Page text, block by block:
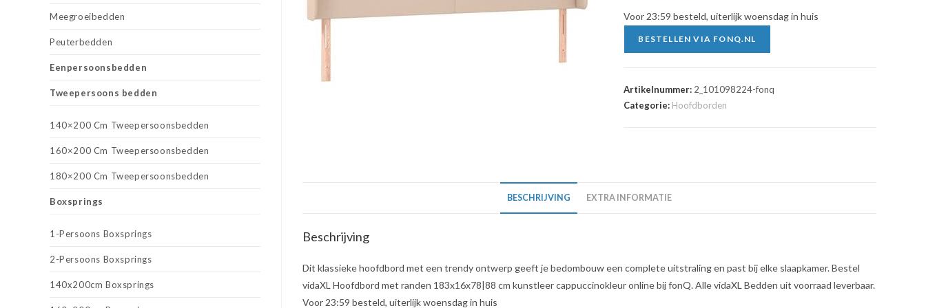
Voor 23:59 besteld, uiterlijk woensdag in huis
BESTELLEN VIA FONQ.NL
Artikelnummer: 2_101098224-fonq
Categorie: Hoofdborden
BESCHRIJVING EXTRA INFORMATIE
Beschrijving
Dit klassieke hoofdbord met een trendy ontwerp geeft je bedombouw een complete uitstraling en past bij elke slaapkamer. Bestel
vidaXL Hoofdbord met randen 183x16x78|88 cm kunstleer cappuccinokleur online bij fonQ. Alle vidaXL Bedden uit voorraad leverbaar.
Voor 23:59 besteld, uiterlijk woensdag in huis
Meegroeibedden
Peuterbedden
Eenpersoonsbedden
Tweepersoons bedden
140×200 Cm Tweepersoonsbedden
160×200 Cm Tweepersoonsbedden
180×200 Cm Tweepersoonsbedden
Boxsprings
1-Persoons Boxsprings
2-Persoons Boxsprings
140x200cm Boxsprings